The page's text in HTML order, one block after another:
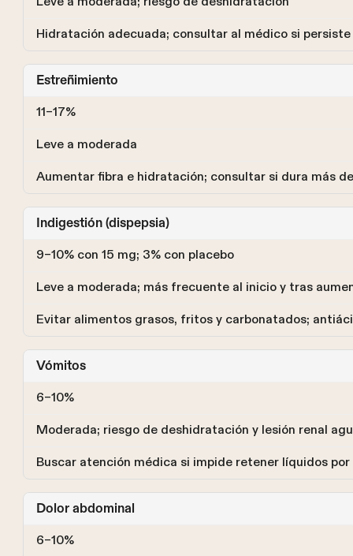
Hidratación adecuada; consultar al médico si
Estreñimiento
11–17%
Leve a moderada
Aumentar fibra e hidratación; consultar si dura más
Indigestión (dispepsia)
9–10% con 15 mg; 3% con placebo
Leve a moderada; más frecuente al inicio y tras
Evitar alimentos grasos, fritos y carbonatados;
Vómitos
6–10%
Moderada; riesgo de deshidratación y lesión renal
Buscar atención médica si impide retener líquidos
Dolor abdominal
6–10%